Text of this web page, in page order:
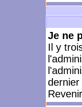
Je ne
Il y